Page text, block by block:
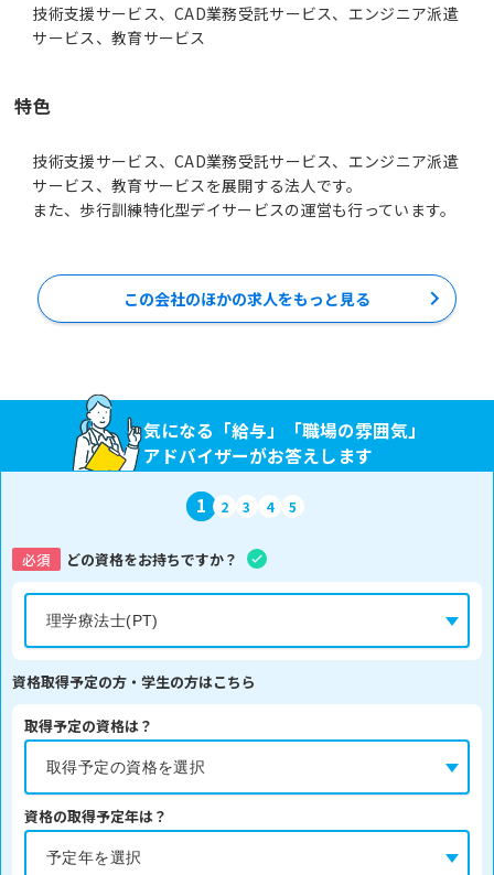
技術支援サービス、CAD業務受託サービス、エンジニア派遣
サービス、教育サービス
特色
技術支援サービス、CAD業務受託サービス、エンジニア派遣
サービス、教育サービスを展開する法人です。
また、歩行訓練特化型デイサービスの運営も行っています。
この会社のほかの求人をもっと見る
気になる「給与」「職場の雰囲気」
アドバイザーがお答えします
1 2 3 4 5
必須 どの資格をお持ちですか？
資格取得予定の方・学生の方はこちら
取得予定の資格は？
資格の取得予定年は？